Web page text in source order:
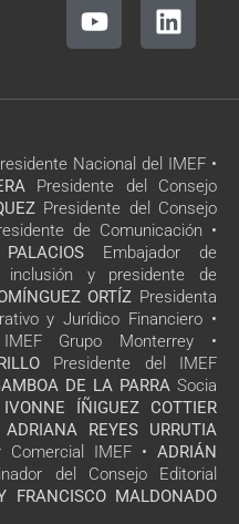
Nacional del IMEF •
Presidente del Consejo
Presidente del Consejo
de Comunicación •
Embajador de
y presidente de
ORTÍZ Presidenta
y Jurídico Financiero •
Grupo Monterrey •
Presidente del IMEF
DE LA PARRA Socia
ÍÑIGUEZ COTTIER
ADRIANA REYES URRUTIA
Comercial IMEF • ADRIÁN
del Consejo Editorial
FRANCISCO MALDONADO